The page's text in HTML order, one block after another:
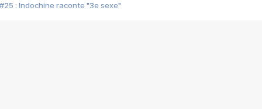
#25 : Indochine raconte "3e sexe"